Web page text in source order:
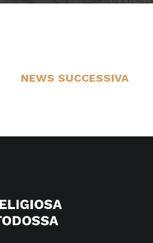
NEWS SUCCESSIVA